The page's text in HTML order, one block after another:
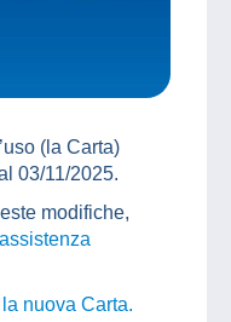
(la Carta)
03/11/2025.
modifiche,
la nuova Carta.